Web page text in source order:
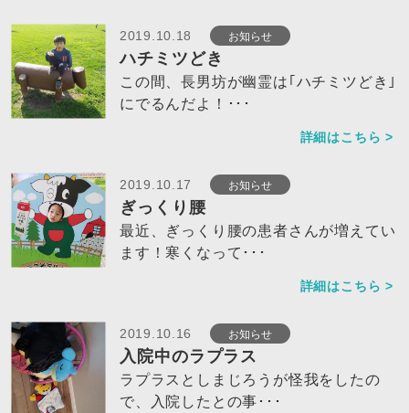
2019.10.18 お知らせ
ハチミツどき
この間、長男坊が幽霊は｢ハチミツどき｣
にでるんだよ！･･･
詳細はこちら >
2019.10.17 お知らせ
ぎっくり腰
最近、ぎっくり腰の患者さんが増えてい
ます！寒くなって･･･
詳細はこちら >
2019.10.16 お知らせ
入院中のラプラス
ラプラスとしまじろうが怪我をしたの
で、入院したとの事･･･